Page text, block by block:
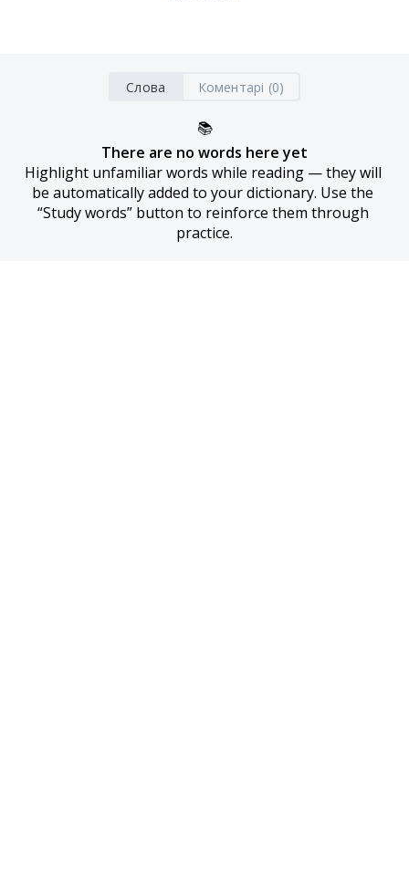
Слова Коментарі (0)
📚
There are no words here yet
Highlight unfamiliar words while reading — they will
be automatically added to your dictionary. Use the
“Study words” button to reinforce them through
practice.